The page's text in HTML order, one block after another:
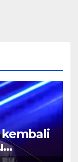
kembali